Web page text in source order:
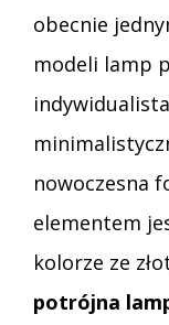
obecnie
modeli lamp
nowoczesna
elementem
kolorze ze
potrójna